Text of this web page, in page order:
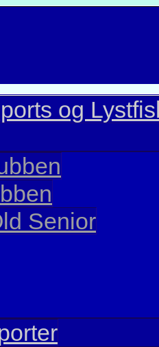
og
Senior